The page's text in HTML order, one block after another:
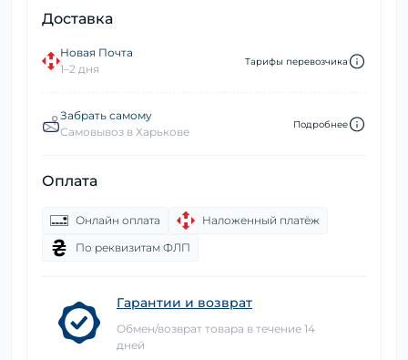
Доставка
Новая Почта
1–2 дня
Тарифы перевозчика
Забрать самому
Самовывоз в Харькове
Подробнее
Оплата
Онлайн оплата
Наложенный платёж
По реквизитам ФЛП
Гарантии и возврат
Обмен/возврат товара в течение 14
дней